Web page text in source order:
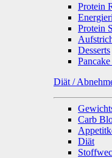
Protein
Protein
Desserts
Diät /
Carb
Diät